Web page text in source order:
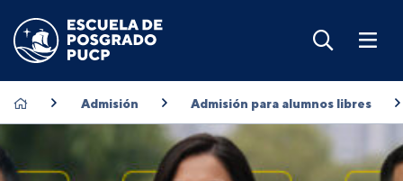
Admisión Admisión para alumnos libres